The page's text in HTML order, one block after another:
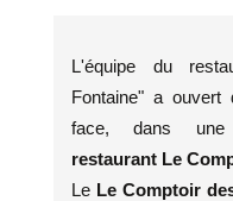
L'équipe du
Fontaine" a ouvert
face, dans une
restaurant Le
Le Le Comptoir